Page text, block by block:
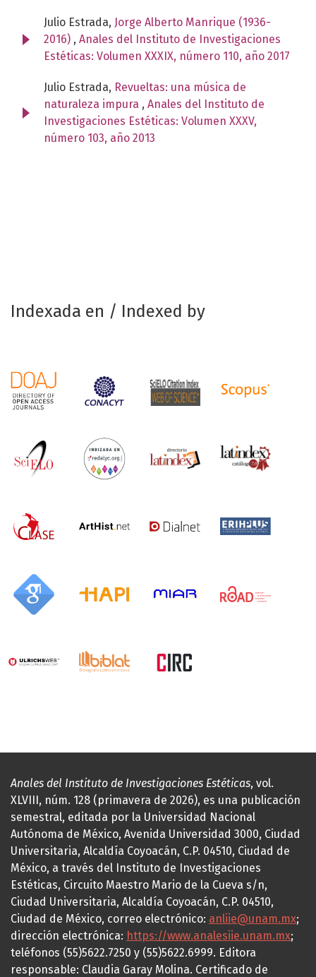
Julio Estrada, Jorge Alberto Manrique (1936-
2016) , Anales del Instituto de Investigaciones
Estéticas: Volumen XXXIX, número 110, año 2017
Julio Estrada, Revueltas: una música de
naturaleza impura , Anales del Instituto de
Investigaciones Estéticas: Volumen XXXV,
número 103, año 2013
Indexada en / Indexed by
Anales del Instituto de Investigaciones Estéticas, vol.
XLVIII, núm. 128 (primavera de 2026), es una publicación
semestral, editada por la Universidad Nacional
Autónoma de México, Avenida Universidad 3000, Ciudad
Universitaria, Alcaldía Coyoacán, C.P. 04510, Ciudad de
México, a través del Instituto de Investigaciones
Estéticas, Circuito Maestro Mario de la Cueva s/n,
Ciudad Universitaria, Alcaldía Coyoacán, C.P. 04510,
Ciudad de México, correo electrónico: anliie@unam.mx;
dirección electrónica: https://www.analesiie.unam.mx;
teléfonos (55)5622.7250 y (55)5622.6999. Editora
responsable: Claudia Garay Molina. Certificado de